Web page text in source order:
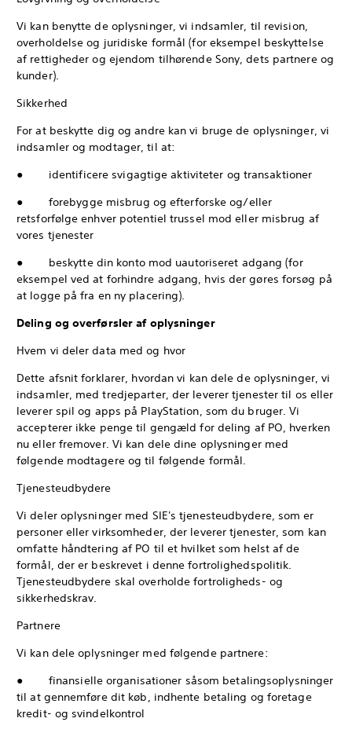
Vi kan benytte de oplysninger, vi indsamler, til revision,
overholdelse og juridiske formål (for eksempel beskyttelse
af rettigheder og ejendom tilhørende Sony, dets partnere og
kunder).
Sikkerhed
For at beskytte dig og andre kan vi bruge de oplysninger, vi
indsamler og modtager, til at:
● identificere svigagtige aktiviteter og transaktioner
● forebygge misbrug og efterforske og/eller
retsforfølge enhver potentiel trussel mod eller misbrug af
vores tjenester
● beskytte din konto mod uautoriseret adgang (for
eksempel ved at forhindre adgang, hvis der gøres forsøg på
at logge på fra en ny placering).
Deling og overførsler af oplysninger
Hvem vi deler data med og hvor
Dette afsnit forklarer, hvordan vi kan dele de oplysninger, vi
indsamler, med tredjeparter, der leverer tjenester til os eller
leverer spil og apps på PlayStation, som du bruger. Vi
accepterer ikke penge til gengæld for deling af PO, hverken
nu eller fremover. Vi kan dele dine oplysninger med
følgende modtagere og til følgende formål.
Tjenesteudbydere
Vi deler oplysninger med SIE's tjenesteudbydere, som er
personer eller virksomheder, der leverer tjenester, som kan
omfatte håndtering af PO til et hvilket som helst af de
formål, der er beskrevet i denne fortrolighedspolitik.
Tjenesteudbydere skal overholde fortroligheds- og
sikkerhedskrav.
Partnere
Vi kan dele oplysninger med følgende partnere:
● finansielle organisationer såsom betalingsoplysninger
til at gennemføre dit køb, indhente betaling og foretage
kredit- og svindelkontrol